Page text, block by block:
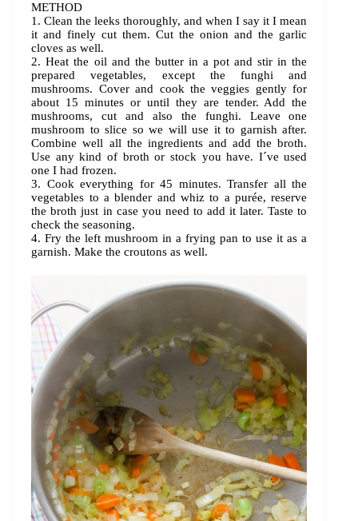
METHOD
1. Clean the leeks thoroughly, and when I say it I mean
it and finely cut them. Cut the onion and the garlic
cloves as well.
2. Heat the oil and the butter in a pot and stir in the
prepared vegetables, except the funghi and
mushrooms. Cover and cook the veggies gently for
about 15 minutes or until they are tender. Add the
mushrooms, cut and also the funghi. Leave one
mushroom to slice so we will use it to garnish after.
Combine well all the ingredients and add the broth.
Use any kind of broth or stock you have. I´ve used
one I had frozen.
3. Cook everything for 45 minutes. Transfer all the
vegetables to a blender and whiz to a purée, reserve
the broth just in case you need to add it later. Taste to
check the seasoning.
4. Fry the left mushroom in a frying pan to use it as a
garnish. Make the croutons as well.